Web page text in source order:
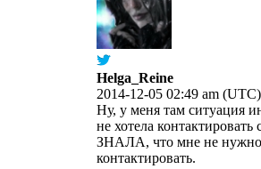
Helga_Reine
2014-12-05 02:49 am (UTC)
Ну, у меня там ситуация
не хотела контактировать
ЗНАЛА, что мне не
контактировать.